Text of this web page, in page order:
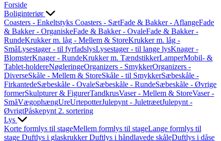
Forside
Boliginteriør
Coasters - Enkeltstyks Coasters - SætFade & Bakker - AflangeFade
& Bakker - OrganiskeFade & Bakker - OvaleFade & Bakker -
RundeKrukker m. låg - Mellem & StoreKrukker m. låg -
SmåLysestager - til fyrfadslysLysestager - til lange lysKnager -
BlomsterKnager - RundeKrukker m. TændstikkerLamperMobil- &
Tablet-holdereNøgleringeOrganizers - SmykkerOrganizers -
DiverseSkåle - Mellem & StoreSkåle - til SmykkerSæbeskåle -
FirkantedeSæbeskåle - OvaleSæbeskåle - RundeSæbeskåle - Øvrige
formerSkulpturer & FigurerTandkrusVaser - Mellem & StoreVaser -
SmåVægophængUreUrtepotterJulepynt - JuletræetJulepynt -
ØvrigtPåskepynt 2. sortering
Lys
Korte formlys til stageMellem formlys til stageLange formlys til
stage Duftlys i glaskrukkerDuftlys i håndlavede skålęDuftlys i dåse